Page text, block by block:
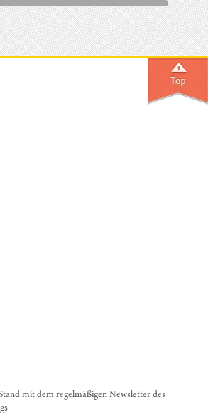
mit dem regelmäßigen Newsletter des